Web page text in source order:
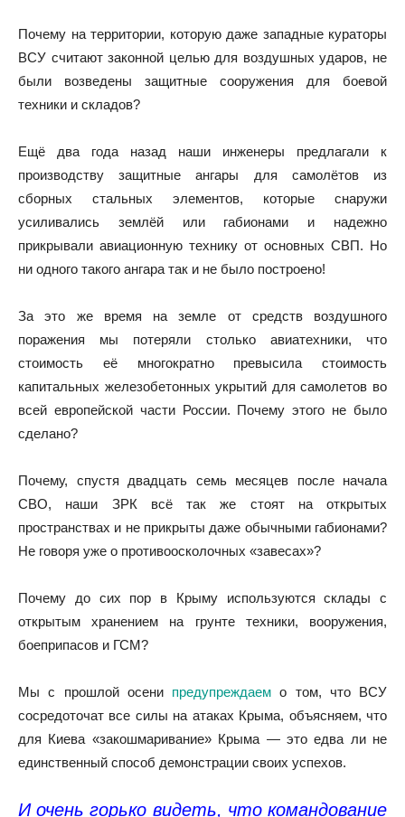
Почему на территории, которую даже западные кураторы
ВСУ считают законной целью для воздушных ударов, не
были возведены защитные сооружения для боевой
техники и складов?
Ещё два года назад наши инженеры предлагали к
производству защитные ангары для самолётов из
сборных стальных элементов, которые снаружи
усиливались землёй или габионами и надежно
прикрывали авиационную технику от основных СВП. Но
ни одного такого ангара так и не было построено!
За это же время на земле от средств воздушного
поражения мы потеряли столько авиатехники, что
стоимость её многократно превысила стоимость
капитальных железобетонных укрытий для самолетов во
всей европейской части России. Почему этого не было
сделано?
Почему, спустя двадцать семь месяцев после начала
СВО, наши ЗРК всё так же стоят на открытых
пространствах и не прикрыты даже обычными габионами?
Не говоря уже о противоосколочных «завесах»?
Почему до сих пор в Крыму используются склады с
открытым хранением на грунте техники, вооружения,
боеприпасов и ГСМ?
Мы с прошлой осени предупреждаем о том, что ВСУ
сосредоточат все силы на атаках Крыма, объясняем, что
для Киева «закошмаривание» Крыма — это едва ли не
единственный способ демонстрации своих успехов.
И очень горько видеть, что командование